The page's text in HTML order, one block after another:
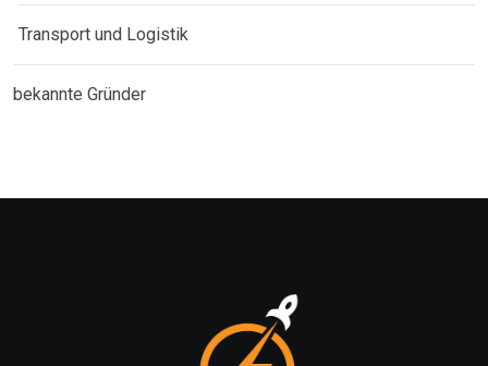
Transport und Logistik
bekannte Gründer